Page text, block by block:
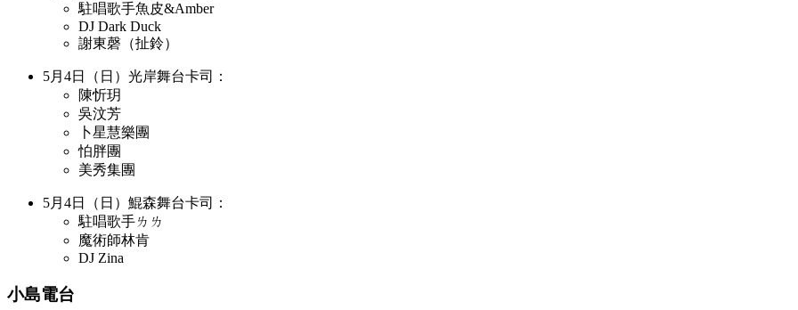
駐唱歌手魚皮&Amber
DJ Dark Duck
謝東磬（扯鈴）
5月4日（日）光岸舞台卡司：
陳忻玥
吳汶芳
卜星慧樂團
怕胖團
美秀集團
5月4日（日）鯤森舞台卡司：
駐唱歌手ㄌㄌ
魔術師林肯
DJ Zina
小島電台